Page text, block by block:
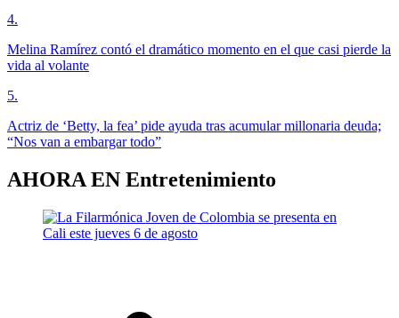
4.
Melina Ramírez contó el dramático momento en el que casi pierde la
vida al volante
5.
Actriz de ‘Betty, la fea’ pide ayuda tras acumular millonaria deuda;
“Nos van a embargar todo”
AHORA EN Entretenimiento